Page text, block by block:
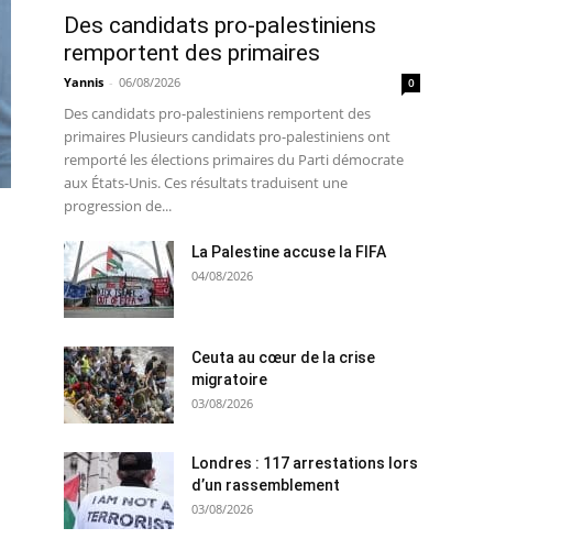
Des candidats pro-palestiniens
remportent des primaires
Yannis - 06/08/2026 0
Des candidats pro-palestiniens remportent des
primaires Plusieurs candidats pro-palestiniens ont
remporté les élections primaires du Parti démocrate
aux États-Unis. Ces résultats traduisent une
progression de...
La Palestine accuse la FIFA
04/08/2026
Ceuta au cœur de la crise
migratoire
03/08/2026
Londres : 117 arrestations lors
d’un rassemblement
03/08/2026